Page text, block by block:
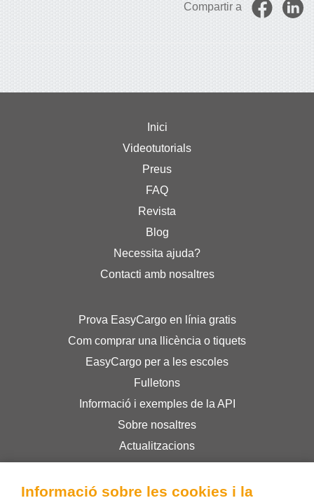
Compartir a
Inici
Videotutorials
Preus
FAQ
Revista
Blog
Necessita ajuda?
Contacti amb nosaltres
Prova EasyCargo en línia gratis
Com comprar una llicència o tiquets
EasyCargo per a les escoles
Fulletons
Informació i exemples de la API
Sobre nosaltres
Actualitzacions
Termes i condicions
Informació sobre les cookies i la